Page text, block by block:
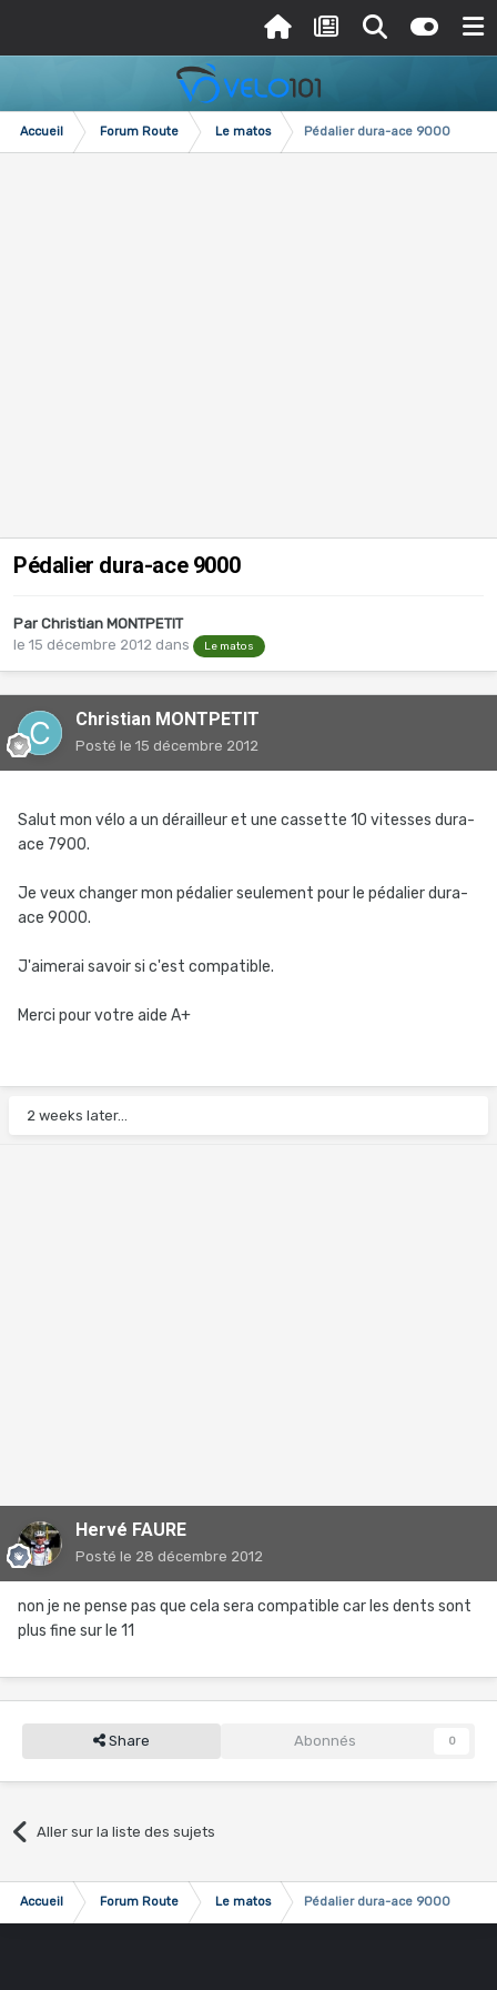
Accueil Forum Route Le matos Pédalier dura-ace 9000
Pédalier dura-ace 9000
Par Christian MONTPETIT
le 15 décembre 2012 dans Le matos
Christian MONTPETIT
Posté le 15 décembre 2012
Salut mon vélo a un dérailleur et une cassette 10 vitesses dura-
ace 7900.
Je veux changer mon pédalier seulement pour le pédalier dura-
ace 9000.
J'aimerai savoir si c'est compatible.
Merci pour votre aide A+
2 weeks later...
Hervé FAURE
Posté le 28 décembre 2012
non je ne pense pas que cela sera compatible car les dents sont
plus fine sur le 11
Share Abonnés 0
Aller sur la liste des sujets
Accueil Forum Route Le matos Pédalier dura-ace 9000